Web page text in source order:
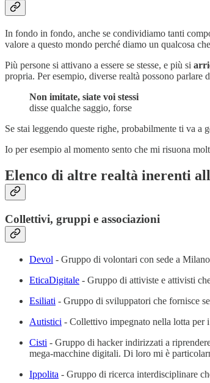
In fondo in fondo, anche se condividiamo tanti
valore a questo mondo perché diamo un qualcosa
Più persone si attivano a essere se stesse, e più si
propria. Per esempio, diverse realtà possono
Non imitate, siate voi stessi
disse qualche saggio, forse
Se stai leggendo queste righe, probabilmente ti va
Io per esempio al momento sento che mi risuona
Elenco di altre realtà inerenti
Collettivi, gruppi e associazioni
Devol - Gruppo di volontari con sede a
EticaDigitale - Gruppo di attiviste e attivisti
Esiliati - Gruppo di sviluppatori che fornisce
Autistici - Collettivo impegnato nella lotta
Cisti - Gruppo di hacker indirizzati a
mega-macchine digitali. Di loro mi è
Ippolita - Gruppo di ricerca interdisciplinare